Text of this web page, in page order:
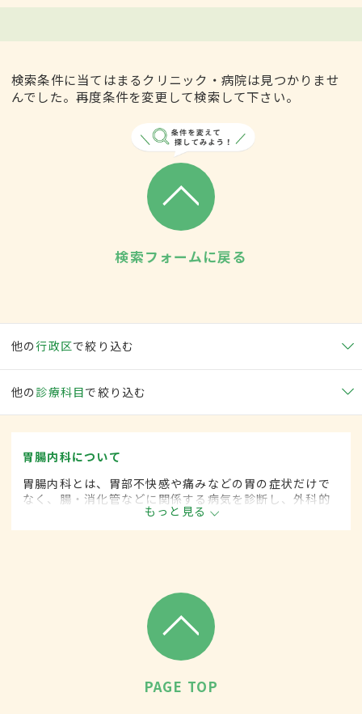
検索条件に当てはまるクリニック・病院は見つかりませ
んでした。再度条件を変更して検索して下さい。
検索フォームに戻る
他の行政区で絞り込む
他の 診療科目で絞り込む
胃腸内科について
胃腸内科とは、胃部不快感や痛みなどの胃の症状だけで
なく、腸・消化管などに関係する病気を診断し、外科的
処置によらずに治療する内科の一領域です。平成20年4
月の制度改正前は、胃腸科と呼ばれていました。
もっと見る
PAGE TOP